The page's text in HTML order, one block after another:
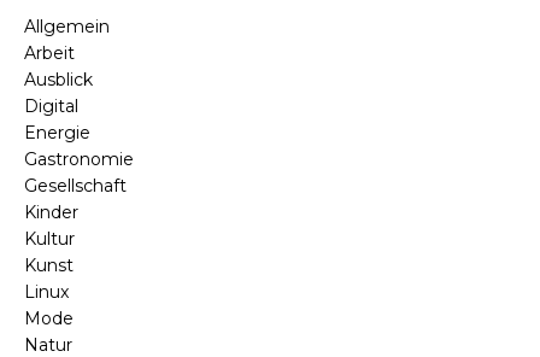
Allgemein
Arbeit
Ausblick
Digital
Energie
Gastronomie
Gesellschaft
Kinder
Kultur
Kunst
Linux
Mode
Natur